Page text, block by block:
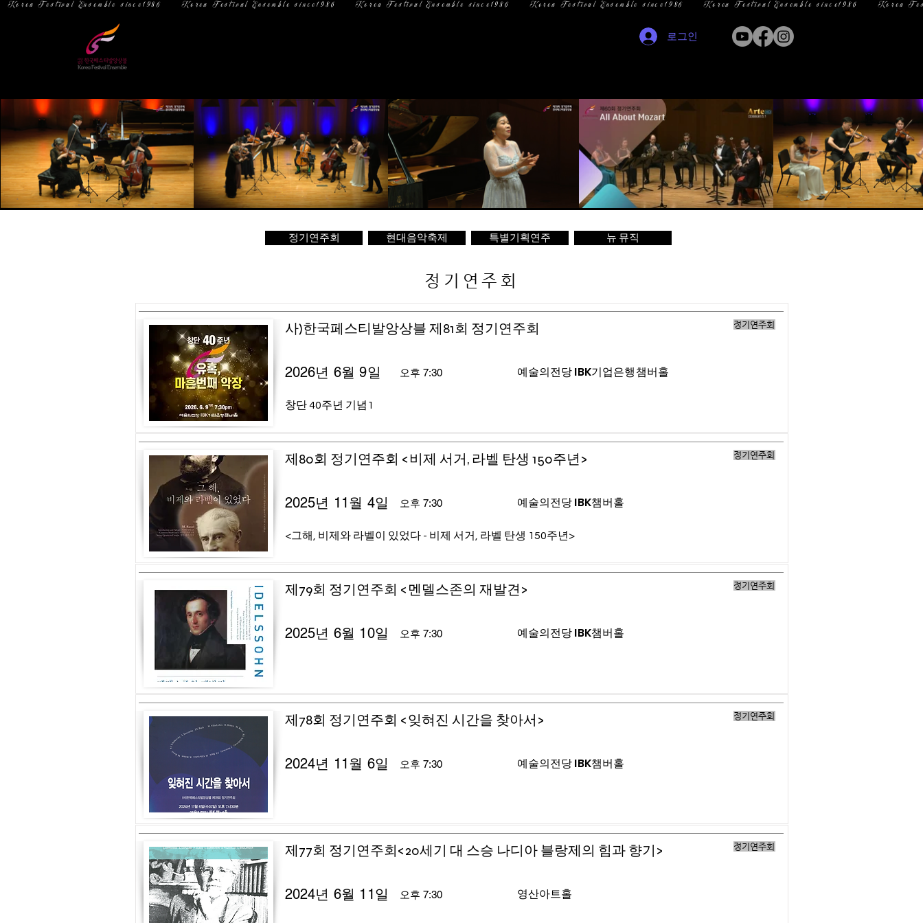
  Korea Festival Ensemble since1986
로그인
정기연주회 현대음악축제 특별기획연주 뉴 뮤직
정기연주회
정기연주회
사)한국페스티발앙상블 제81회 정기연주회
오후 7:30
2026년 6월 9일 예술의전당 IBK기업은행챔버홀
창단 40주년 기념1
정기연주회
제80회 정기연주회 <비제 서거, 라벨 탄생 150주년>
오후 7:30
2025년 11월 4일 예술의전당 IBK챔버홀
<그해, 비제와 라벨이 있었다 - 비제 서거, 라벨 탄생 150주년>
정기연주회
제79회 정기연주회 <멘델스존의 재발견>
오후 7:30
2025년 6월 10일 예술의전당 IBK챔버홀
정기연주회
제78회 정기연주회 <잊혀진 시간을 찾아서>
오후 7:30
2024년 11월 6일 예술의전당 IBK챔버홀
정기연주회
제77회 정기연주회<20세기 대 스승 나디아 블랑제의 힘과 향기>
오후 7:30
2024년 6월 11일 영산아트홀